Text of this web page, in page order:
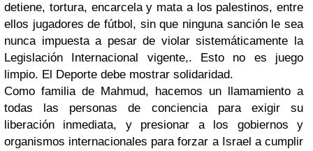
detiene, tortura, encarcela y mata a los palestinos, entre
ellos jugadores de fútbol, sin que ninguna sanción le sea
nunca impuesta a pesar de violar sistemáticamente la
Legislación Internacional vigente,. Esto no es juego
limpio. El Deporte debe mostrar solidaridad.
Como familia de Mahmud, hacemos un llamamiento a
todas las personas de conciencia para exigir su
liberación inmediata, y presionar a los gobiernos y
organismos internacionales para forzar a Israel a cumplir